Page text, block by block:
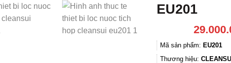
EU201
Mã sản phẩm: EU201
Thương hiệu: